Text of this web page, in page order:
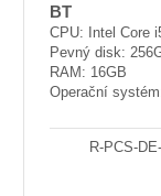
BT
CPU: Intel Core
Pevný disk:
RAM: 16GB
Operační
R-PCS-